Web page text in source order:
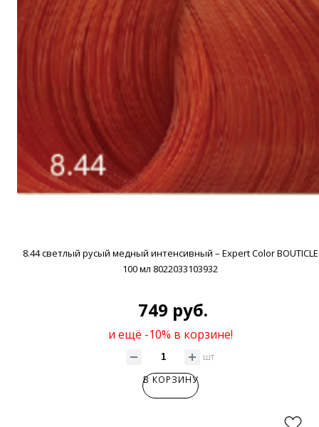
8.44 светлый русый медный интенсивный – Expert Color BOUTICLE
100 мл 8022033103932
749 руб.
и ещё -10% в корзине!
шт
В КОРЗИНУ